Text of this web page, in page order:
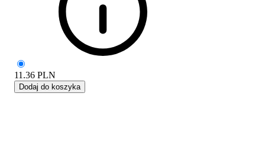
11.36 PLN
Dodaj do koszyka